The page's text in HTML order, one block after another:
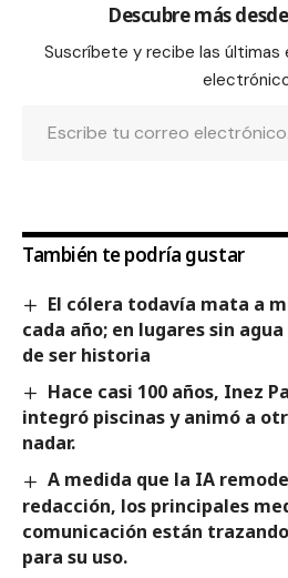
Descubre más
Suscríbete y recibe las
También te podría gustar
El cólera todavía mata a
cada año; en lugares sin
de ser historia
Hace casi 100 años, Inez
integró piscinas y animó a
nadar.
A medida que la IA
redacción, los principales
comunicación están
para su uso.